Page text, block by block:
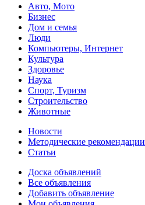
Авто, Мото
Бизнес
Дом и семья
Люди
Компьютеры, Интернет
Культура
Здоровье
Наука
Спорт, Туризм
Строительство
Животные
Новости
Методические рекомендации
Статьи
Доска объявлений
Все объявления
Добавить объявление